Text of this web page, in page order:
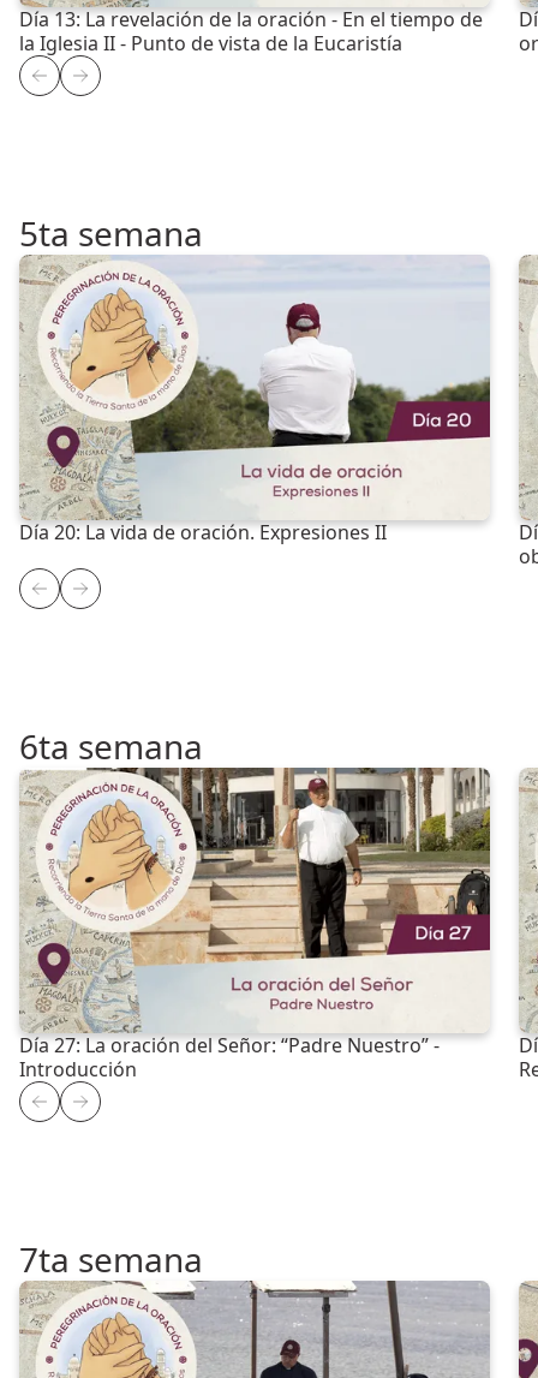
Día 13: La revelación de la oración - En el tiempo de
la Iglesia II - Punto de vista de la Eucaristía
5ta semana
Día 20: La vida de oración. Expresiones II
6ta semana
Día 27: La oración del Señor: “Padre Nuestro” -
Introducción
7ta semana